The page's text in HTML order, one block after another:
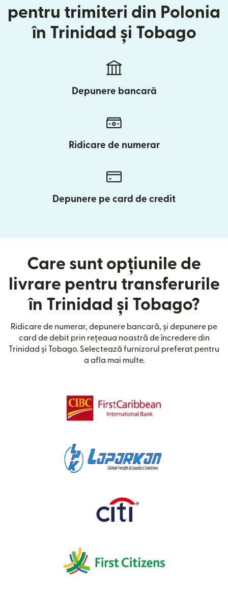
pentru trimiteri din Polonia
în Trinidad și Tobago
Depunere bancară
Ridicare de numerar
Depunere pe card de credit
Care sunt opțiunile de
livrare pentru transferurile
în Trinidad și Tobago?
Ridicare de numerar, depunere bancară, și depunere pe
card de debit prin rețeaua noastră de încredere din
Trinidad și Tobago. Selectează furnizorul preferat pentru
a afla mai multe.